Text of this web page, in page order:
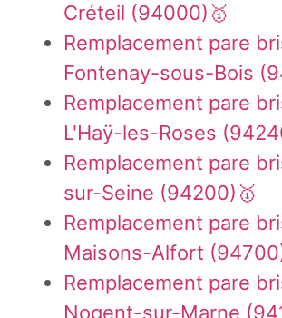
Créteil (94000)🥇
Remplacement pare
Fontenay-sous-Bois
Remplacement pare
L'Haÿ-les-Roses
Remplacement pare
sur-Seine (94200)🥇
Remplacement pare
Maisons-Alfort
Remplacement pare
Nogent-sur-Marne